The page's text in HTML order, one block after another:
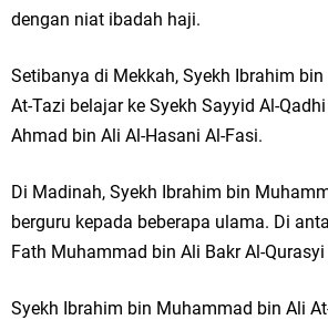
dengan niat ibadah haji.
Setibanya di Mekkah, Syekh Ibrahim
At-Tazi belajar ke Syekh Sayyid Al-
Ahmad bin Ali Al-Hasani Al-Fasi.
Di Madinah, Syekh Ibrahim bin
berguru kepada beberapa ulama. Di
Fath Muhammad bin Ali Bakr Al-Qurasyi
Syekh Ibrahim bin Muhammad bin Ali